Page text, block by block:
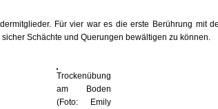
Für vier war es die erste Berührung mit
Schächte und Querungen bewältigen zu können.
Trockenübung
am Boden
(Foto: Emily